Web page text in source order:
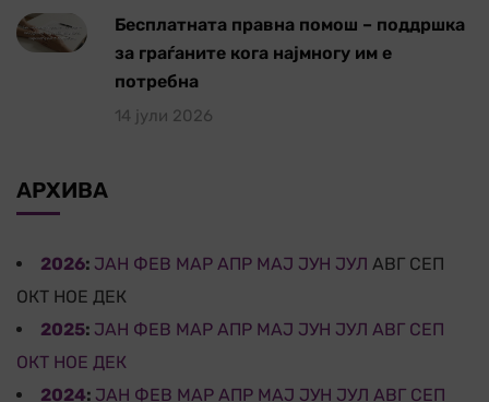
Бесплатната правна помош – поддршка
за граѓаните кога најмногу им е
потребна
14 јули 2026
АРХИВА
2026: ЈАН ФЕВ МАР АПР МАЈ ЈУН ЈУЛ АВГ СЕП
ОКТ НОЕ ДЕК
2025: ЈАН ФЕВ МАР АПР МАЈ ЈУН ЈУЛ АВГ СЕП
ОКТ НОЕ ДЕК
2024: ЈАН ФЕВ МАР АПР МАЈ ЈУН ЈУЛ АВГ СЕП